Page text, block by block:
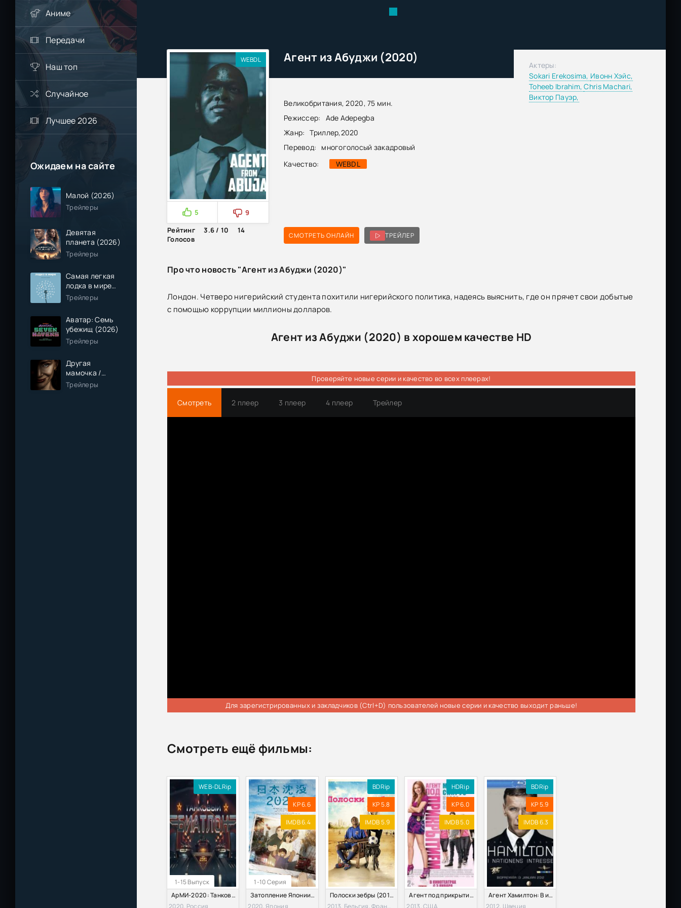
Аниме
Передачи
Наш топ
Случайное
Лучшее 2026
Ожидаем на сайте
Малой (2026)
Трейлеры
Девятая
планета (2026)
Трейлеры
Самая легкая
лодка в мире
(2026)
Трейлеры
Аватар: Семь
убежищ (2026)
Трейлеры
Другая
мамочка /
Чужая мама
(2026)
Трейлеры
Агент из Абуджи (2020)
Великобритания, 2020, 75 мин.
Режиссер:
Ade Adepegba
Жанр:
Триллер,2020
Перевод:
многоголосый закадровый
Качество:
WEBDL
WEBDL
5
9
Рейтинг
3.6 / 10
14
Голосов
СМОТРЕТЬ ОНЛАЙН ТРЕЙЛЕР
Актеры:
Sokari Erekosima, Ивонн Хэйс,
Toheeb Ibrahim,Chris Machari,
Виктор Пауэр,
Про что новость "Агент из Абуджи (2020)"
Лондон. Четверо нигерийский студента похитили нигерийского политика, надеясь выяснить, где он прячет свои добытые
с помощью коррупции миллионы долларов.
Агент из Абуджи (2020) в хорошем качестве HD
Проверяйте новые серии и качество во всех плеерах!
Смотреть 2 плеер 3 плеер 4 плеер Трейлер
Для зарегистрированных и закладчиков (Ctrl+D) пользователей новые серии и качество выходит раньше!
Смотреть ещё фильмы:
1-15 Выпуск
WEB-DLRip
АрМИ-2020: Танковый биатлон (2020)
2020, Россия
1-10 Серия
KP 6.6
IMDB 6.4
Затопление Японии 2020 (2020)
2020, Япония
BDRip
KP 5.8
IMDB 5.9
Полоски зебры (2013)
2013, Бельгия, Франция
HDRip
KP 6.0
IMDB 5.0
Агент под прикрытием (2012)
2013, США
BDRip
KP 5.9
IMDB 6.3
Агент Хамилтон: В интересах нации (2012)
2012, Швеция